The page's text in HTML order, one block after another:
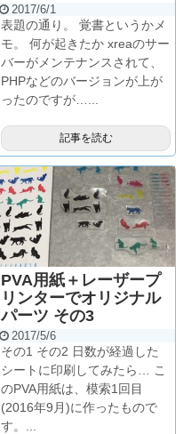
2017/6/1
表題の通り。 覚書というかメ
モ。 何が起きたか xreaのサー
バーがメンテナンスされて、
PHPなどのバージョンが上が
ったのですが…...
記事を読む
PVA用紙＋レーザープ
リンターでオリジナル
パーツ その3
2017/5/6
その1 その2 日数が経過した
シートに印刷してみたら… こ
のPVA用紙は、模索1回目
(2016年9月)に作ったもので
す。...